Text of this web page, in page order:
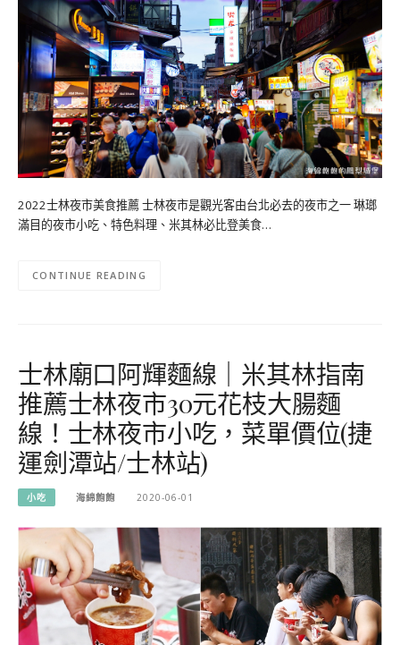
2022士林夜市美食推薦 士林夜市是觀光客由台北必去的夜市之一 琳瑯
滿目的夜市小吃、特色料理、米其林必比登美食…
CONTINUE READING
士林廟口阿輝麵線｜米其林指南
推薦士林夜市30元花枝大腸麵
線！士林夜市小吃，菜單價位(捷
運劍潭站/士林站)
小吃 海綿飽飽 2020-06-01